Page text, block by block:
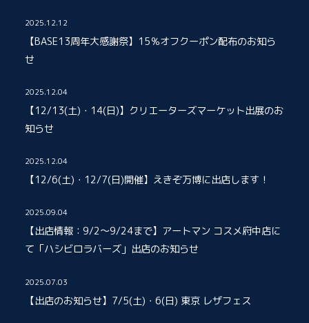
2025.12.12
【BASE13周年大感謝祭】15％オフクーポン配布のお知ら
せ
2025.12.04
【12/13(土)・14(日)】クリエーターズマーケット出展のお
知らせ
2025.12.04
【12/6(土)・12/7(日)開催】えきぞ万博に出店します！
2025.09.04
【出店情報：9/2～9/24まで】アートマン コスメ府中店に
て「ハシビロラバーズ」出店のお知らせ
2025.07.03
【出店のお知らせ】7/5(土)・6(日) 東京 レザフェス